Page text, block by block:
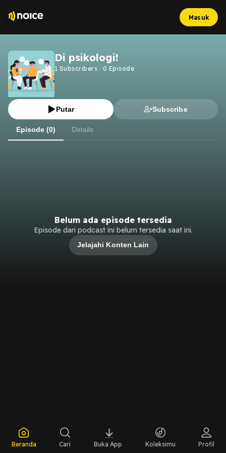
Masuk
Di psikologi!
1 Subscribers · 0 Episode
Putar Subscribe
Episode (0) Details
Belum ada episode tersedia
Episode dari podcast ini belum tersedia saat ini.
Jelajahi Konten Lain
Beranda Cari Buka App Koleksimu Profil